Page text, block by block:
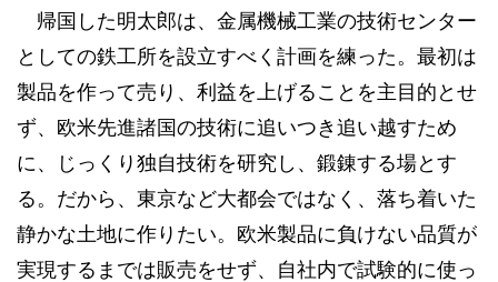
帰国した明太郎は、金属機械工業の技術センター
としての鉄工所を設立すべく計画を練った。最初は
製品を作って売り、利益を上げることを主目的とせ
ず、欧米先進諸国の技術に追いつき追い越すため
に、じっくり独自技術を研究し、鍛錬する場とす
る。だから、東京など大都会ではなく、落ち着いた
静かな土地に作りたい。欧米製品に負けない品質が
実現するまでは販売をせず、自社内で試験的に使っ